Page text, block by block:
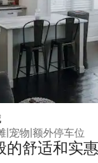
|宠物|额外停车位
的舒适和实